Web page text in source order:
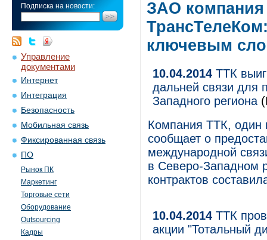
Подписка на новости:
Управление
документами
Интернет
Интеграция
Безопасность
Мобильная связь
Фиксированная связь
ПО
Рынок ПК
Маркетинг
Торговые сети
Оборудование
Outsourcing
Кадры
ЗАО компания
ключевым
10.04.2014 ТТК
дальней связи для
Западного региона
Компания ТТК, один
сообщает о
международной
в Северо-Западном
контрактов
10.04.2014 ТТК
акции "Тотальный